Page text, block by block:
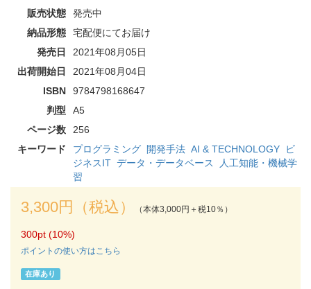
販売状態
発売中
納品形態
宅配便にてお届け
発売日
2021年08月05日
出荷開始日
2021年08月04日
ISBN
9784798168647
判型
A5
ページ数
256
キーワード
プログラミング 開発手法 AI & TECHNOLOGY
ビ
ジネスIT データ・データベース
人工知能・機械学
習
3,300円（税込） （本体3,000円＋税10％）
300pt (10%)
ポイントの使い方はこちら
在庫あり